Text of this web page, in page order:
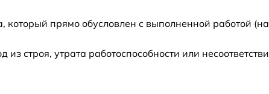
от 60 мин
который прямо обусловлен с выполненной работой
строя, утрата работоспособности или